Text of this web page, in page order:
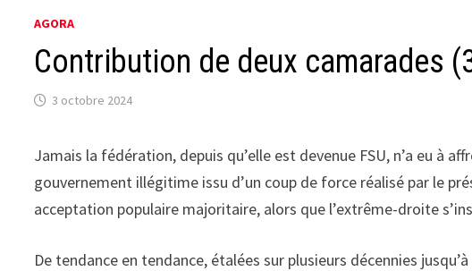
AGORA
Contribution de deux camarades
3 octobre 2024
Jamais la fédération, depuis qu’elle est devenue FSU, n’a eu à
gouvernement illégitime issu d’un coup de force réalisé par le
acceptation populaire majoritaire, alors que l’extrême-droite
De tendance en tendance, étalées sur plusieurs décennies